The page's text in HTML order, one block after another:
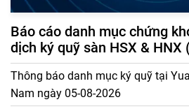
Báo cáo danh mục chứng
dịch ký quỹ sàn HSX & HNX
Thông báo danh mục ký quỹ tại
Nam ngày 05-08-2026